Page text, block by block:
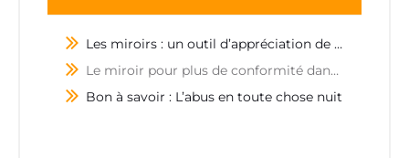
Les miroirs : un outil d’appréciation de performance
Le miroir pour plus de conformité dans l’entrainement
Bon à savoir : L’abus en toute chose nuit